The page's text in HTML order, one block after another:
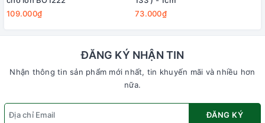
109.000₫
73.000₫
ĐĂNG KÝ NHẬN TIN
Nhận thông tin sản phẩm mới nhất, tin khuyến mãi và nhiều hơn
nữa.
ĐĂNG KÝ